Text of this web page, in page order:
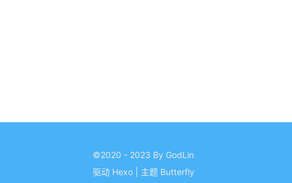
©2020 - 2023 By GodLin
驱动 Hexo 主题 Butterfly